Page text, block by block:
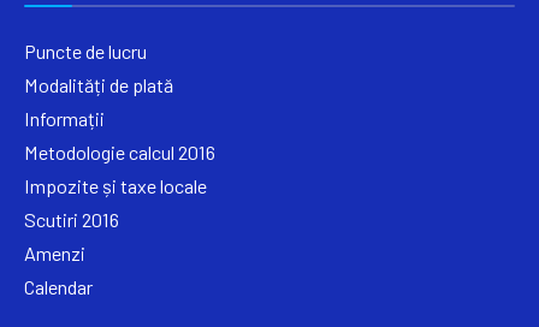
Puncte de lucru
Modalități de plată
Informații
Metodologie calcul 2016
Impozite și taxe locale
Scutiri 2016
Amenzi
Calendar